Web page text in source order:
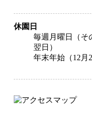
休園日
毎週月曜日（そ
翌日）
年末年始（12月